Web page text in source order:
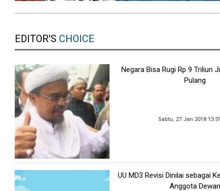
EDITOR'S CHOICE
Negara Bisa Rugi Rp 9 Triliun
Pulang
Sabtu, 27 Jan 2018
UU MD3 Revisi Dinilai sebagai
Anggota